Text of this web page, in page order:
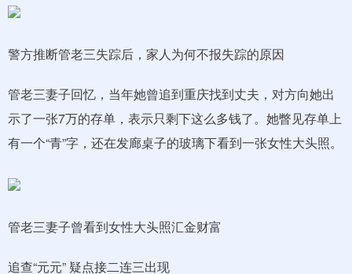
警方推断管老三失踪后，家人为何不报失踪的原因
管老三妻子回忆，当年她曾追到重庆找到丈夫，对方向她出
示了一张7万的存单，表示只剩下这么多钱了。她瞥见存单上
有一个“青”字，还在发廊桌子的玻璃下看到一张女性大头照。
管老三妻子曾看到女性大头照汇金财富
追查“元元” 疑点接二连三出现